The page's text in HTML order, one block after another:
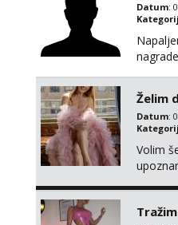
Datum:
Želim
Datum:
Volim